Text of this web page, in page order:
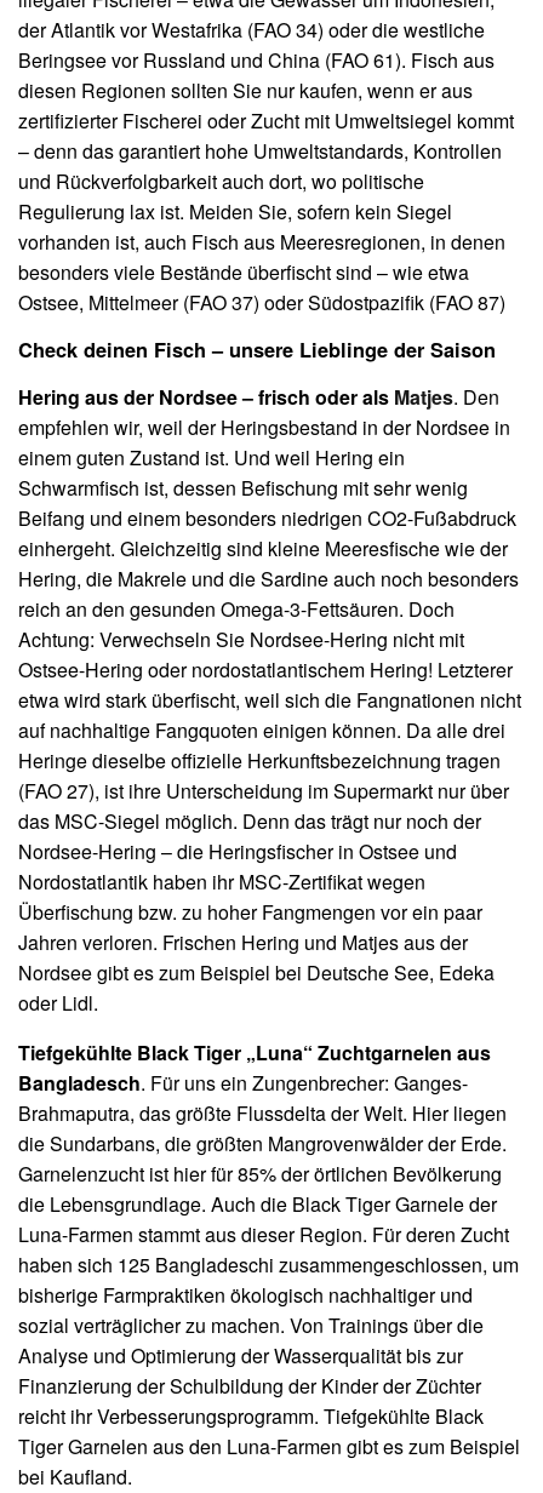
der Atlantik vor Westafrika (FAO 34) oder die westliche
Beringsee vor Russland und China (FAO 61). Fisch aus
diesen Regionen sollten Sie nur kaufen, wenn er aus
zertifizierter Fischerei oder Zucht mit Umweltsiegel kommt
– denn das garantiert hohe Umweltstandards, Kontrollen
und Rückverfolgbarkeit auch dort, wo politische
Regulierung lax ist. Meiden Sie, sofern kein Siegel
vorhanden ist, auch Fisch aus Meeresregionen, in denen
besonders viele Bestände überfischt sind – wie etwa
Ostsee, Mittelmeer (FAO 37) oder Südostpazifik (FAO 87)
Check deinen Fisch – unsere Lieblinge der Saison
Hering aus der Nordsee – frisch oder als Matjes. Den
empfehlen wir, weil der Heringsbestand in der Nordsee in
einem guten Zustand ist. Und weil Hering ein
Schwarmfisch ist, dessen Befischung mit sehr wenig
Beifang und einem besonders niedrigen CO2-Fußabdruck
einhergeht. Gleichzeitig sind kleine Meeresfische wie der
Hering, die Makrele und die Sardine auch noch besonders
reich an den gesunden Omega-3-Fettsäuren. Doch
Achtung: Verwechseln Sie Nordsee-Hering nicht mit
Ostsee-Hering oder nordostatlantischem Hering! Letzterer
etwa wird stark überfischt, weil sich die Fangnationen nicht
auf nachhaltige Fangquoten einigen können. Da alle drei
Heringe dieselbe offizielle Herkunftsbezeichnung tragen
(FAO 27), ist ihre Unterscheidung im Supermarkt nur über
das MSC-Siegel möglich. Denn das trägt nur noch der
Nordsee-Hering – die Heringsfischer in Ostsee und
Nordostatlantik haben ihr MSC-Zertifikat wegen
Überfischung bzw. zu hoher Fangmengen vor ein paar
Jahren verloren. Frischen Hering und Matjes aus der
Nordsee gibt es zum Beispiel bei Deutsche See, Edeka
oder Lidl.
Tiefgekühlte Black Tiger „Luna“ Zuchtgarnelen aus
Bangladesch. Für uns ein Zungenbrecher: Ganges-
Brahmaputra, das größte Flussdelta der Welt. Hier liegen
die Sundarbans, die größten Mangrovenwälder der Erde.
Garnelenzucht ist hier für 85% der örtlichen Bevölkerung
die Lebensgrundlage. Auch die Black Tiger Garnele der
Luna-Farmen stammt aus dieser Region. Für deren Zucht
haben sich 125 Bangladeschi zusammengeschlossen, um
bisherige Farmpraktiken ökologisch nachhaltiger und
sozial verträglicher zu machen. Von Trainings über die
Analyse und Optimierung der Wasserqualität bis zur
Finanzierung der Schulbildung der Kinder der Züchter
reicht ihr Verbesserungsprogramm. Tiefgekühlte Black
Tiger Garnelen aus den Luna-Farmen gibt es zum Beispiel
bei Kaufland.